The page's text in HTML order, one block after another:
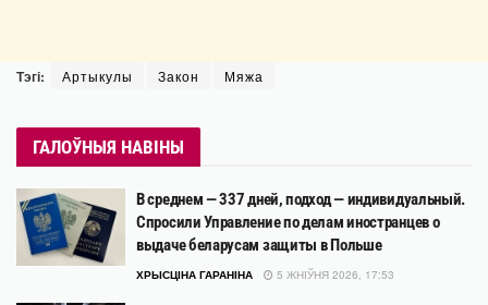
Тэгі: Артыкулы Закон Мяжа
ГАЛОЎНЫЯ НАВІНЫ
В среднем — 337 дней, подход — индивидуальный.
Спросили Управление по делам иностранцев о
выдаче беларусам защиты в Польше
ХРЫСЦІНА ГАРАНІНА 5 ЖНІЎНЯ 2026, 17:53